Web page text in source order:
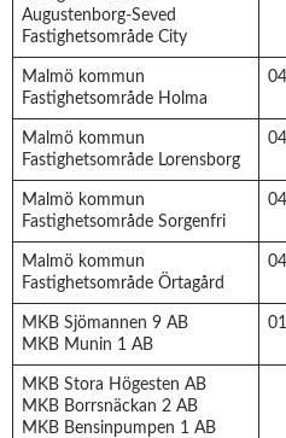
Augustenborg-Seved
Fastighetsområde City
Malmö kommun
Fastighetsområde Holma
Malmö kommun
Fastighetsområde Lorensborg
Malmö kommun
Fastighetsområde Sorgenfri
Malmö kommun
Fastighetsområde Örtagård
MKB Sjömannen 9 AB
MKB Munin 1 AB
MKB Stora Högesten AB
MKB Borrsnäckan 2 AB
MKB Bensinpumpen 1 AB